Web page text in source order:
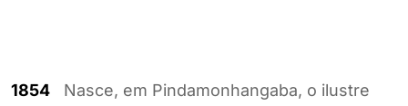
1854 Nasce, em Pindamonhangaba, o ilustre